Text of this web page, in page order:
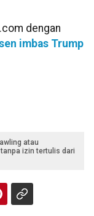
dengan
imbas Trump
atau
izin tertulis dari